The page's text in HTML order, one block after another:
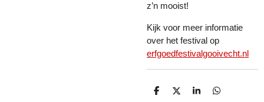
z’n mooist!
Kijk voor meer informatie
over het festival op
erfgoedfestivalgooivecht.nl
D
D
S
D